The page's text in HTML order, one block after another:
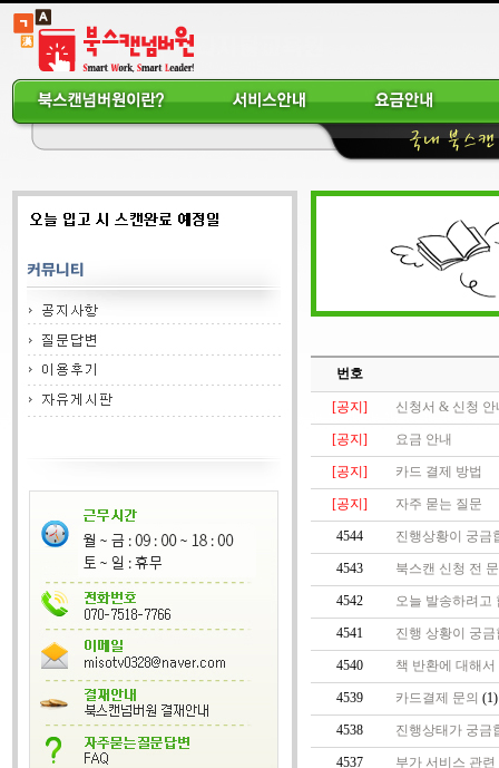
번호
[공지] 신청서 & 신청 안
[공지] 요금 안내
[공지] 카드 결제 방법
[공지] 자주 묻는 질문
4544 진행상황이 궁금
4543 북스캔 신청 전
4542 오늘 발송하려고
4541 진행 상황이 궁
4540 책 반환에 대해서
4539 카드결제 문의
4538 진행상태가 궁금
4537 부가 서비스 관